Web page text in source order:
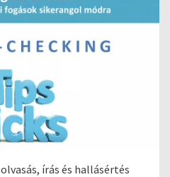
írás és hallásértés